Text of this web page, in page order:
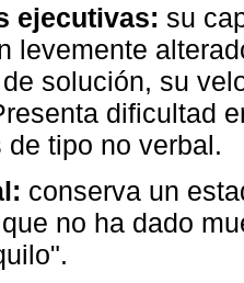
ejecutivas: su
levemente
solución, su
dificultad
de tipo no verbal.
conserva un
no ha dado